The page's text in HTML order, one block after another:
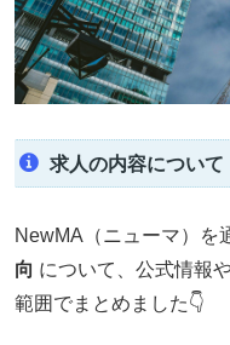
求人の内容について
NewMA（ニューマ）を
向 について、公式情報
範囲でまとめました👇